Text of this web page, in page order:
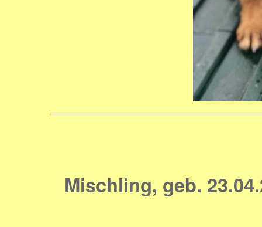
Mischling, geb.